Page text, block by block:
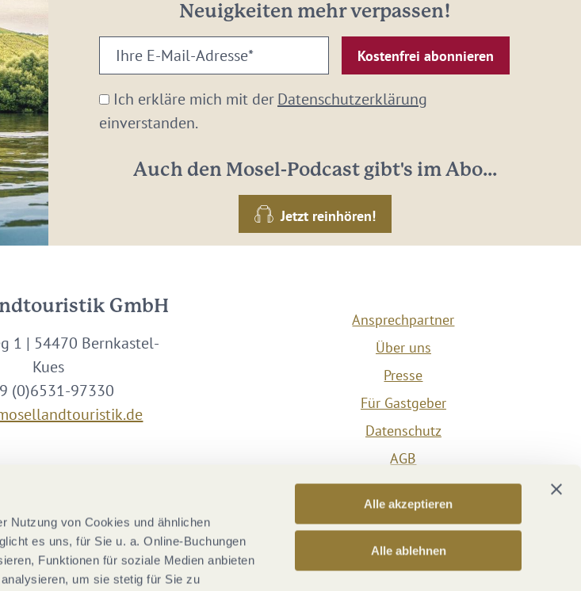
Nutzung von Cookies und ähnlichen
es uns, für Sie u. a. Online-Buchungen
Funktionen für soziale Medien anbieten
um sie stetig für Sie zu
Alle akzeptieren
Alle ablehnen
Neuigkeiten mehr verpassen!
Ihre
E-
Mail-
Adresse:
Ich erkläre mich mit derDatenschutzerklärung
einverstanden.
Auch den Mosel-Podcast gibt's im Abo...
Jetzt reinhören!
GmbH
1 | 54470 Bernkastel-
Kues
(0)6531-97330
Ansprechpartner
Über uns
Presse
Für Gastgeber
Datenschutz
AGB
Impressum
Barrierefreiheit
Vertrag widerrufen
Versicherungsvertrag widerrufen